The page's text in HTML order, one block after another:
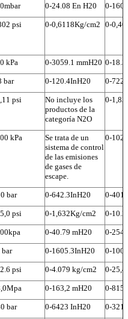
pronto!
0-24.08 En H20 0-
psi 0-0,6118Kg/cm2 0-
kPa 0-3059.1 mmH20 0-
bar 0-120.4InH20 0-
psi
No incluye los
productos de la
categoría N2O
0-
kPa
Se trata de un
sistema de control
de las emisiones
de gases de
escape.
0-
bar 0-642.3InH20 0-
psi 0-1,632Kg/cm2 0-
0-40.79 mH20 0-
bar 0-1605.3InH20 0-
psi 0-4.079 kg/cm2 0-
0-163,2 mH20 0-
bar 0-6423 InH20 0-